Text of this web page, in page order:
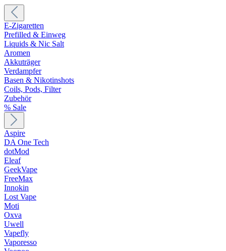
E-Zigaretten
Prefilled & Einweg
Liquids & Nic Salt
Aromen
Akkuträger
Verdampfer
Basen & Nikotinshots
Coils, Pods, Filter
Zubehör
% Sale
Aspire
DA One Tech
dotMod
Eleaf
GeekVape
FreeMax
Innokin
Lost Vape
Moti
Oxva
Uwell
Vapefly
Vaporesso